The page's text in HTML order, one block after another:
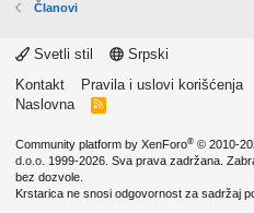
Članovi
Svetli stil
Srpski
Kontakt
Pravila i uslovi korišćenja
Naslovna
R
Community platform by XenForo® © 2010-
d.o.o. 1999-2026. Sva prava zadržana.
bez dozvole.
Krstarica ne snosi odgovornost za sadržaj